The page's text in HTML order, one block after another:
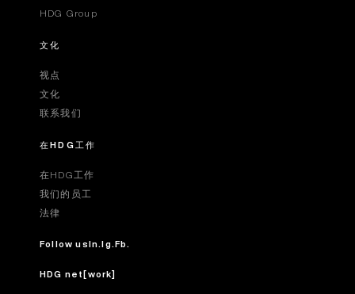
HDG Group
文化
视点
文化
联系我们
在HDG工作
在HDG工作
我们的员工
法律
Follow usIn.Ig.Fb.
HDG net[work]